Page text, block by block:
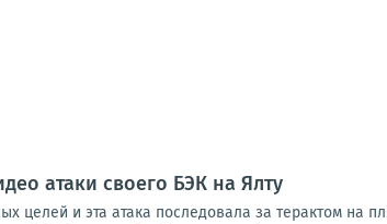
атаки своего БЭК на Ялту
целей и эта атака последовала за терактом на